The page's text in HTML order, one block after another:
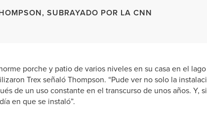
SUBRAYADO POR LA CNN
porche y patio de varios niveles en su casa en el
Trex señaló Thompson. “Pude ver no solo la
de un uso constante en el transcurso de unos años. Y,
en que se instaló”.